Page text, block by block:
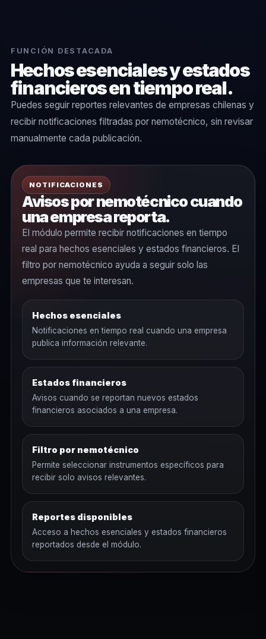
FUNCIÓN DESTACADA
Hechos esenciales y estados
financieros en tiempo real.
Puedes seguir reportes relevantes de empresas chilenas y
recibir notificaciones filtradas por nemotécnico, sin revisar
manualmente cada publicación.
NOTIFICACIONES
Avisos por nemotécnico cuando
una empresa reporta.
El módulo permite recibir notificaciones en tiempo
real para hechos esenciales y estados financieros. El
filtro por nemotécnico ayuda a seguir solo las
empresas que te interesan.
Hechos esenciales
Notificaciones en tiempo real cuando una empresa
publica información relevante.
Estados financieros
Avisos cuando se reportan nuevos estados
financieros asociados a una empresa.
Filtro por nemotécnico
Permite seleccionar instrumentos específicos para
recibir solo avisos relevantes.
Reportes disponibles
Acceso a hechos esenciales y estados financieros
reportados desde el módulo.